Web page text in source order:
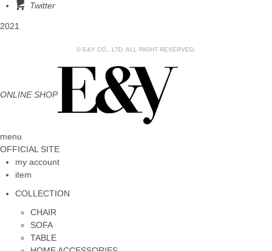
Twitter
2021
© E&Y CO., LTD. ALL RIGHT RESERVED.
ONLINE SHOP
menu
OFFICIAL SITE
my account
item
COLLECTION
CHAIR
SOFA
TABLE